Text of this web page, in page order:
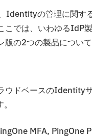
Identityの管理に関す
こでは、いわゆるIdP
版の2つの製品について
ウドベースのIdentity
MFA, PingOne